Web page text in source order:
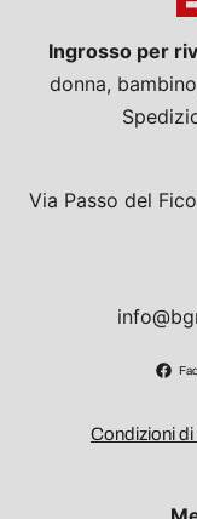
Ingrosso per
donna,
Via Passo del
Condizioni di